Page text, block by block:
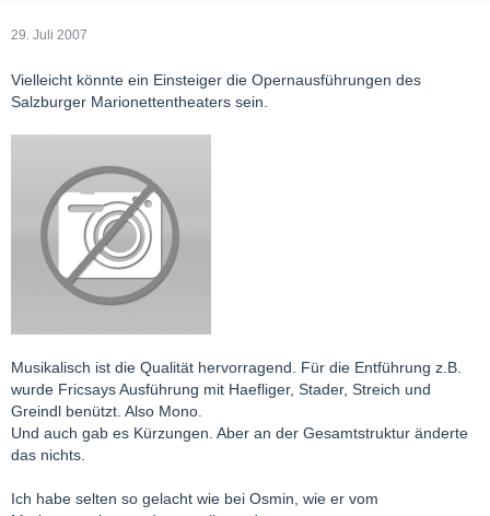
29. Juli 2007
Vielleicht könnte ein Einsteiger die Opernausführungen des
Salzburger Marionettentheaters sein.
Musikalisch ist die Qualität hervorragend. Für die Entführung z.B.
wurde Fricsays Ausführung mit Haefliger, Stader, Streich und
Greindl benützt. Also Mono.
Und auch gab es Kürzungen. Aber an der Gesamtstruktur änderte
das nichts.
Ich habe selten so gelacht wie bei Osmin, wie er vom